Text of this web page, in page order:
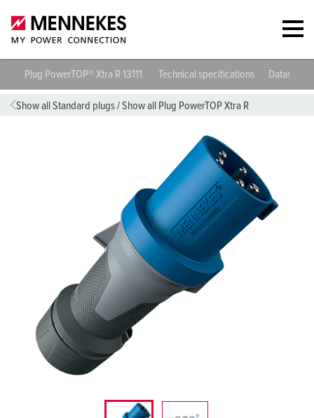
Plug PowerTOP® Xtra R 13111 Technical specifications
Show all Standard plugs/Show all Plug PowerTOP Xtra R